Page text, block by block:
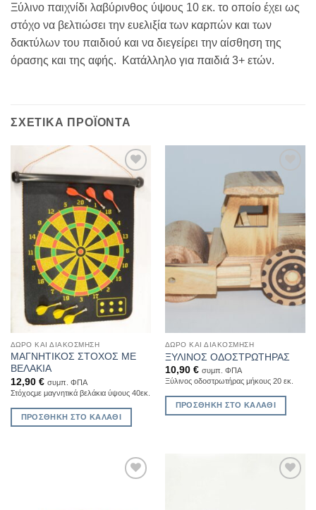
Ξύλινο παιχνίδι λαβύρινθος ύψους 10 εκ. το οποίο έχει ως
στόχο να βελτιώσει την ευελιξία των καρπών και των
δακτύλων του παιδιού και να διεγείρει την αίσθηση της
όρασης και της αφής. Κατάλληλο για παιδιά 3+ ετών.
ΣΧΕΤΙΚΆ ΠΡΟΪΌΝΤΑ
Add to
Wishlist
ΔΏΡΟ ΚΑΙ ΔΙΑΚΌΣΜΗΣΗ
ΜΑΓΝΗΤΙΚΟΣ ΣΤΟΧΟΣ ΜΕ
ΒΕΛΑΚΙΑ
12,90 € συμπ. ΦΠΑ
Στόχοςμε μαγνητικά βελάκια ύψους 40εκ.
ΠΡΟΣΘΉΚΗ ΣΤΟ ΚΑΛΆΘΙ
Add to
Wishlist
ΔΏΡΟ ΚΑΙ ΔΙΑΚΌΣΜΗΣΗ
ΞΥΛΙΝΟΣ ΟΔΟΣΤΡΩΤΗΡΑΣ
10,90 € συμπ. ΦΠΑ
Ξύλινος οδοστρωτήρας μήκους 20 εκ.
ΠΡΟΣΘΉΚΗ ΣΤΟ ΚΑΛΆΘΙ